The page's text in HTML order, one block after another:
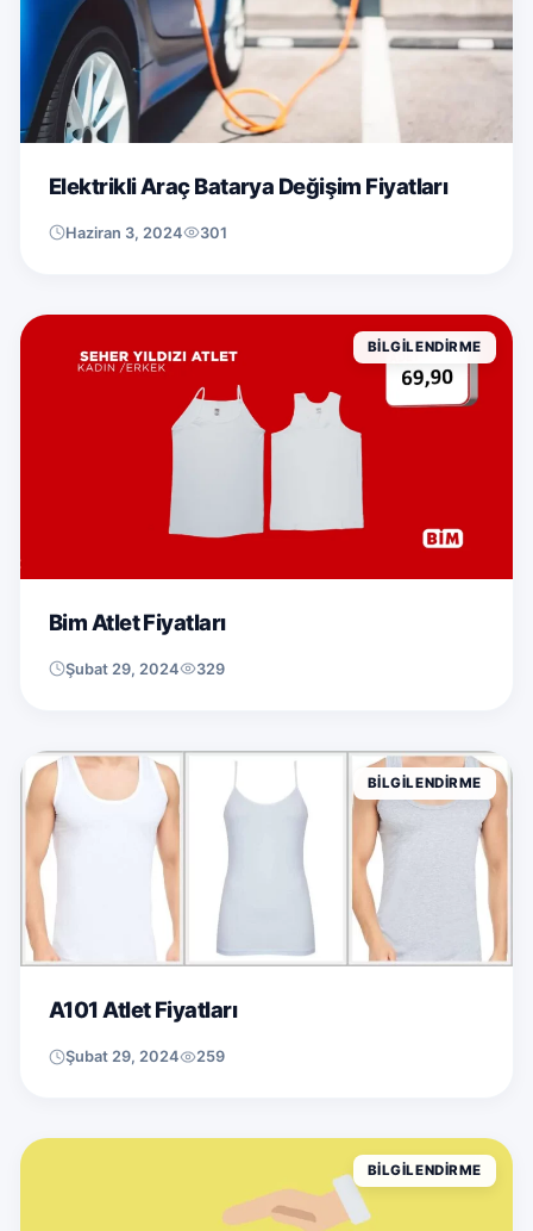
Elektrikli Araç Batarya Değişim Fiyatları
Haziran 3, 2024 301
BILGILENDIRME
Bim Atlet Fiyatları
Şubat 29, 2024 329
BILGILENDIRME
A101 Atlet Fiyatları
Şubat 29, 2024 259
BILGILENDIRME